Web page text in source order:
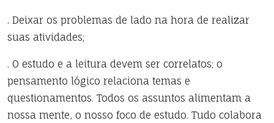
. Deixar os problemas de lado na hora de realizar
suas atividades;
. O estudo e a leitura devem ser correlatos; o
pensamento lógico relaciona temas e
questionamentos. Todos os assuntos alimentam a
nossa mente, o nosso foco de estudo. Tudo colabora